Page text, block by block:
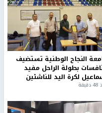
النجاح الوطنية تستضيف
بطولة الراحل مفيد
لكرة اليد للناشئين